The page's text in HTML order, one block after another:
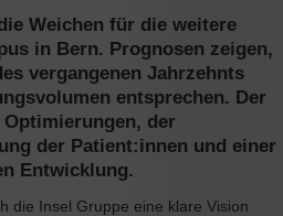
Weichen für die weitere
in Bern. Prognosen zeigen,
vergangenen Jahrzehnts
entsprechen. Der
der
der Patient:innen und einer
Entwicklung.
die Insel Gruppe eine klare Vision